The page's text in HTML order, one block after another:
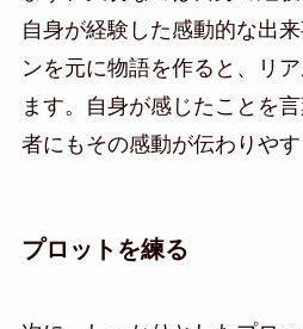
自身が経験した感動的な出
ンを元に物語を作ると、リ
ます。自身が感じたことを
者にもその感動が伝わりやす
プロットを練る